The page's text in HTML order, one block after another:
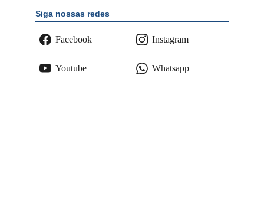
Siga nossas redes
Facebook Instagram
Youtube Whatsapp